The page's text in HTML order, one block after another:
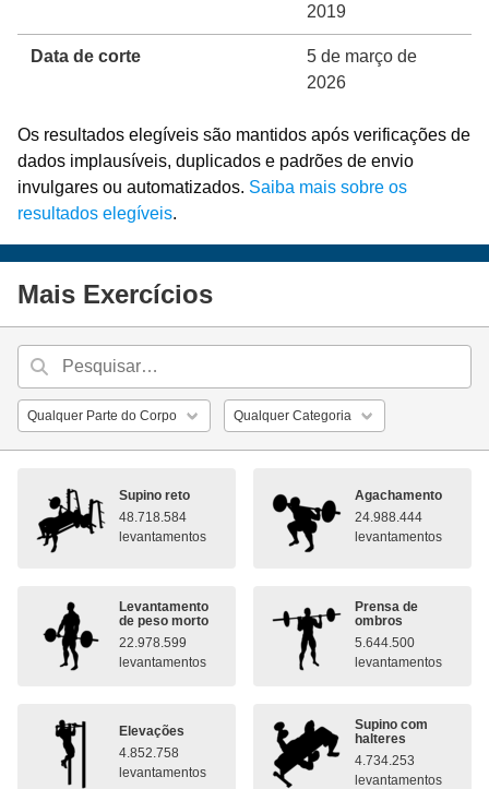
2019
Data de corte
5 de março de
2026
Os resultados elegíveis são mantidos após verificações de
dados implausíveis, duplicados e padrões de envio
invulgares ou automatizados. Saiba mais sobre os
resultados elegíveis.
Mais Exercícios
Supino reto
48.718.584
levantamentos
Agachamento
24.988.444
levantamentos
Levantamento
de peso morto
22.978.599
levantamentos
Prensa de
ombros
5.644.500
levantamentos
Elevações
4.852.758
levantamentos
Supino com
halteres
4.734.253
levantamentos